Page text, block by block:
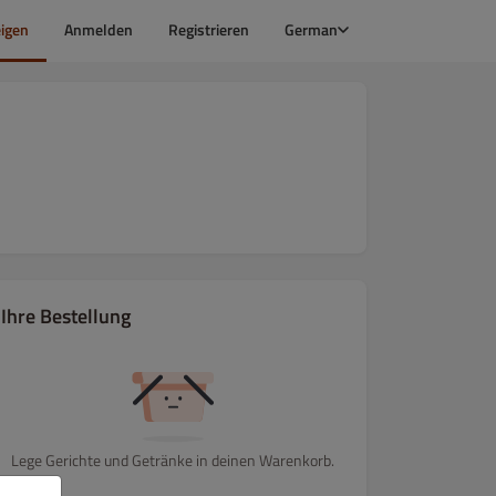
Anmelden Registrieren German
Ihre Bestellung
Lege Gerichte und Getränke in deinen Warenkorb.